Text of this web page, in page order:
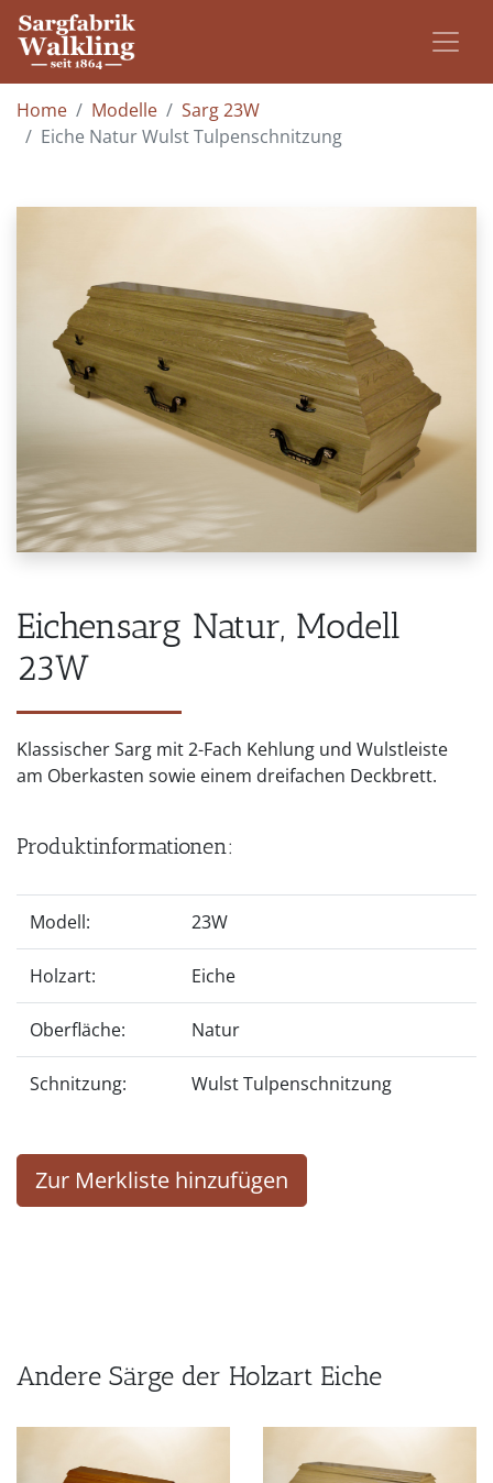
Home Modelle
Sarg 23W
Eiche Natur Wulst Tulpenschnitzung
Eichensarg Natur, Modell
23W
Klassischer Sarg mit 2-Fach Kehlung und Wulstleiste
am Oberkasten sowie einem dreifachen Deckbrett.
Produktinformationen:
Modell: 23W
Holzart: Eiche
Oberfläche: Natur
Schnitzung: Wulst Tulpenschnitzung
Zur Merkliste hinzufügen
Andere Särge der Holzart Eiche